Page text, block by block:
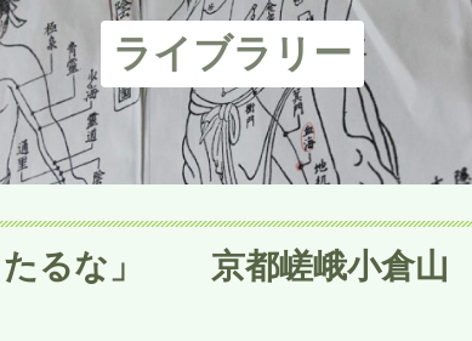
ライブラリー
たるな」 京都嵯峨小倉山